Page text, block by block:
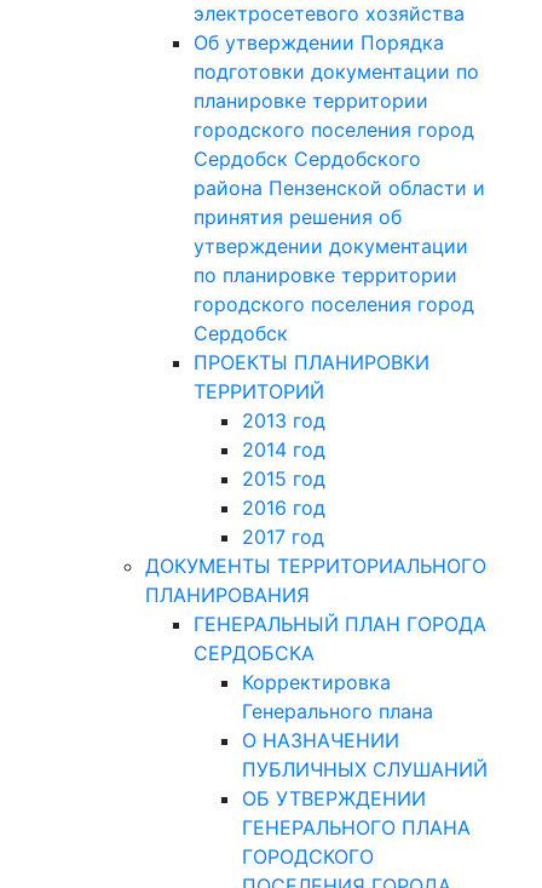
электросетевого хозяйства
Об утверждении Порядка
подготовки документации по
планировке территории
городского поселения город
Сердобск Сердобского
района Пензенской области и
принятия решения об
утверждении документации
по планировке территории
городского поселения город
Сердобск
ПРОЕКТЫ ПЛАНИРОВКИ
ТЕРРИТОРИЙ
2013 год
2014 год
2015 год
2016 год
2017 год
ДОКУМЕНТЫ ТЕРРИТОРИАЛЬНОГО
ПЛАНИРОВАНИЯ
ГЕНЕРАЛЬНЫЙ ПЛАН ГОРОДА
СЕРДОБСКА
Корректировка
Генерального плана
О НАЗНАЧЕНИИ
ПУБЛИЧНЫХ СЛУШАНИЙ
ОБ УТВЕРЖДЕНИИ
ГЕНЕРАЛЬНОГО ПЛАНА
ГОРОДСКОГО